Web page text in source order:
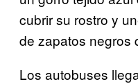
cubrir su rostro y
de zapatos negros
Los autobuses